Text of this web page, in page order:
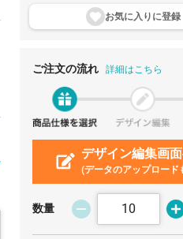
お気に入りに登録
ご注文の流れ 詳細はこちら
デザイン編集画
(データのアップロード
数量